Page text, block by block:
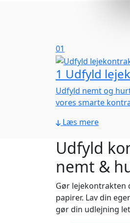
01
1 Udfyld
Udfyld nemt og
vores smarte
Læs mere
Udfyld
nemt &
Gør lejekontrakten
papirer. Lav din
gør din udlejning